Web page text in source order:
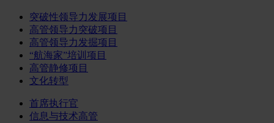
突破性领导力发展项目
高管领导力突破项目
高管领导力发掘项目
“航海家”培训项目
高管静修项目
文化转型
首席执行官
信息与技术高管